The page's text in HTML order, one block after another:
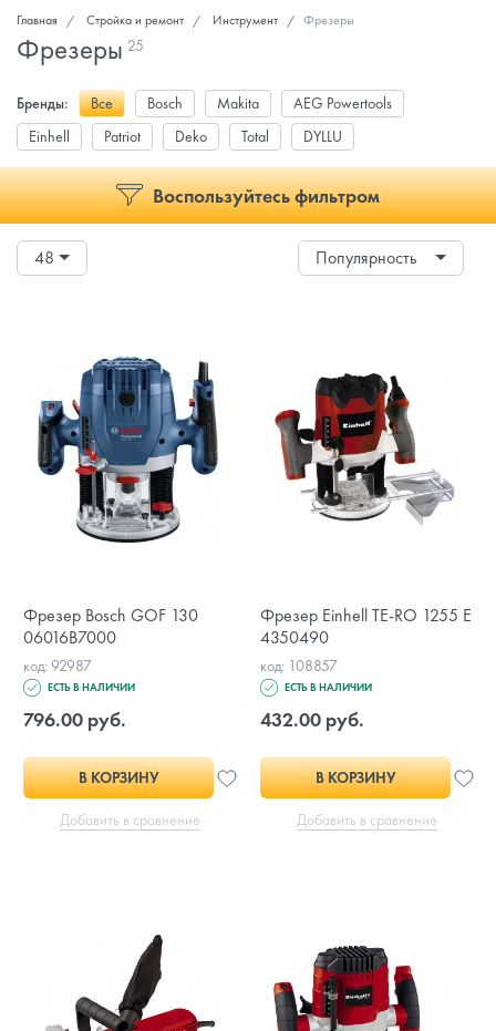
Главная Стройка и ремонт Инструмент Фрезеры
Фрезеры 25
Бренды: Все Bosch Makita
AEG Powertools
Einhell
Patriot Deko Total DYLLU
Воспользуйтесь фильтром
48 Популярность
Фрезер Bosch GOF 130
06016B7000
код: 92987
ЕСТЬ В НАЛИЧИИ
796.00 руб.
В КОРЗИНУ
Добавить в сравнение
Фрезер Einhell TE-RO 1255 E
4350490
код: 108857
ЕСТЬ В НАЛИЧИИ
432.00 руб.
В КОРЗИНУ
Добавить в сравнение